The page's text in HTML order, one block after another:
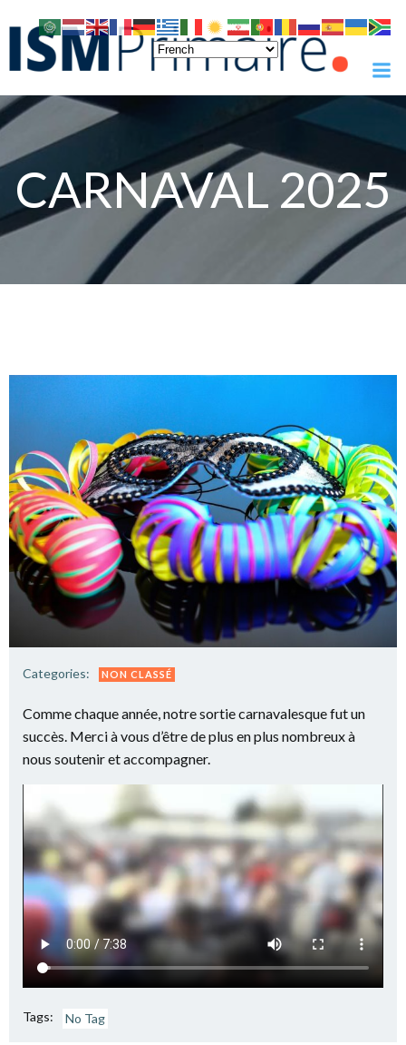
to
content
CARNAVAL 2025
Categories: NON CLASSÉ
Comme chaque année, notre sortie carnavalesque fut un
succès. Merci à vous d’être de plus en plus nombreux à
nous soutenir et accompagner.
Tags: No Tag